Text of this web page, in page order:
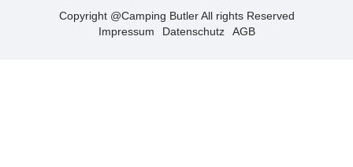
Copyright @Camping Butler All rights Reserved
Impressum
Datenschutz AGB